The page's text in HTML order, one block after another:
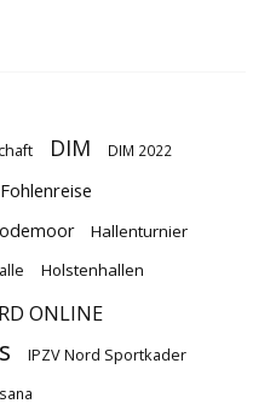
DIM DIM 2022
Fohlenreise
Hallenturnier
Holstenhallen
ONLINE
IPZV Nord Sportkader